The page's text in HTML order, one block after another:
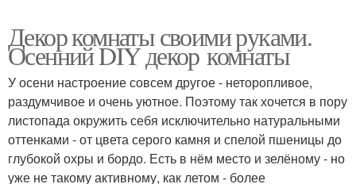
Декор комнаты своими руками.
Осенний DIY декор комнаты
У осени настроение совсем другое - неторопливое,
раздумчивое и очень уютное. Поэтому так хочется в пору
листопада окружить себя исключительно натуральными
оттенками - от цвета серого камня и спелой пшеницы до
глубокой охры и бордо. Есть в нём место и зелёному - но
уже не такому активному, как летом - более